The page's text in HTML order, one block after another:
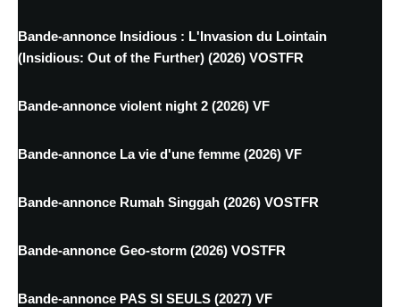
Bande-annonce Insidious : L'Invasion du Lointain
(Insidious: Out of the Further) (2026) VOSTFR
Bande-annonce violent night 2 (2026) VF
Bande-annonce La vie d'une femme (2026) VF
Bande-annonce Rumah Singgah (2026) VOSTFR
Bande-annonce Geo-storm (2026) VOSTFR
Bande-annonce PAS SI SEULS (2027) VF